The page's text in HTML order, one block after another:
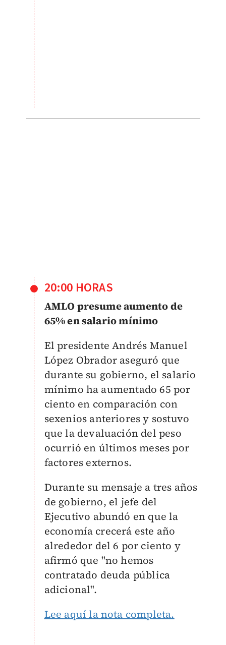
20:00 HORAS
AMLO presume aumento de
65% en salario mínimo
El presidente Andrés Manuel
López Obrador aseguró que
durante su gobierno, el salario
mínimo ha aumentado 65 por
ciento en comparación con
sexenios anteriores y sostuvo
que la devaluación del peso
ocurrió en últimos meses por
factores externos.
Durante su mensaje a tres años
de gobierno, el jefe del
Ejecutivo abundó en que la
economía crecerá este año
alrededor del 6 por ciento y
afirmó que "no hemos
contratado deuda pública
adicional".
Lee aquí la nota completa.